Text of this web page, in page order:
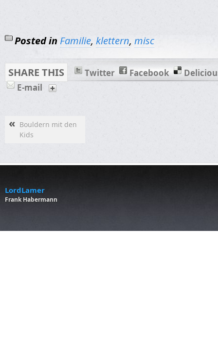
Posted in Familie, klettern, misc
SHARE THIS Twitter Facebook
E-mail
« Bouldern mit den
Kids
LordLamer
Frank Habermann